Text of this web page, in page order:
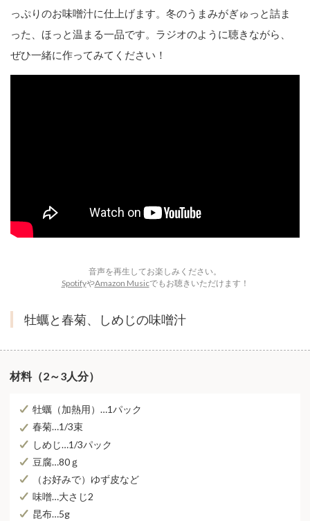
っぷりのお味噌汁に仕上げます。冬のうまみがぎゅっと詰ま
った、ほっと温まる一品です。ラジオのように聴きながら、
ぜひ一緒に作ってみてください！
音声を再生してお楽しみください。
SpotifyやAmazon Musicでもお聴きいただけます！
牡蠣と春菊、しめじの味噌汁
材料（2～3人分）
牡蠣（加熱用）…1パック
春菊…1/3束
しめじ…1/3パック
豆腐…80ｇ
（お好みで）ゆず皮など
味噌…大さじ2
昆布…5g